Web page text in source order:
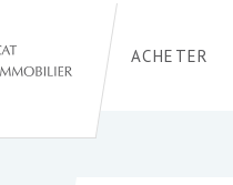
ACHETER